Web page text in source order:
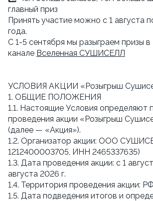
главный приз
Принять участие можно с 1 августа
года.
С 1-5 сентября мы разыграем призы в
канале Вселенная СУШИСЕЛЛ
УСЛОВИЯ АКЦИИ «Розыгрыш
1. ОБЩИЕ ПОЛОЖЕНИЯ
1.1. Настоящие Условия определяют
проведения акции «Розыгрыш
(далее — «Акция»).
1.2. Организатор акции: ООО
1212400003705, ИНН 2465337635)
1.3. Дата проведения акции: с 1
августа 2026 г.
1.4. Территория проведения акции: РФ
1.5. Дата подведения итогов и